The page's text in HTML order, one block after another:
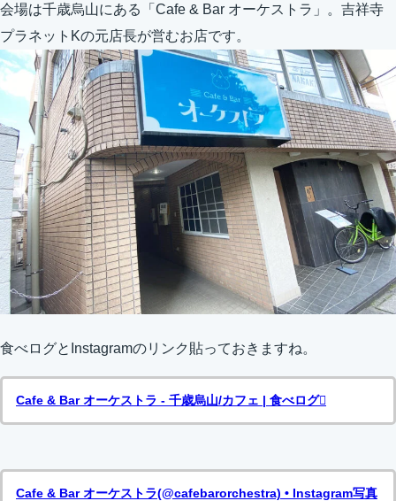
会場は千歳烏山にある「Cafe & Bar オーケストラ」。吉祥寺
プラネットKの元店長が営むお店です。
食べログとInstagramのリンク貼っておきますね。
Cafe & Bar オーケストラ - 千歳烏山/カフェ | 食べログ
Cafe & Bar オーケストラ(@cafebarorchestra) • Instagram写真